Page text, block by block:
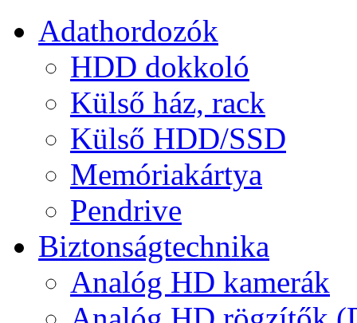
Adathordozók
HDD dokkoló
Külső ház, rack
Külső HDD/SSD
Memóriakártya
Pendrive
Biztonságtechnika
Analóg HD kamerák